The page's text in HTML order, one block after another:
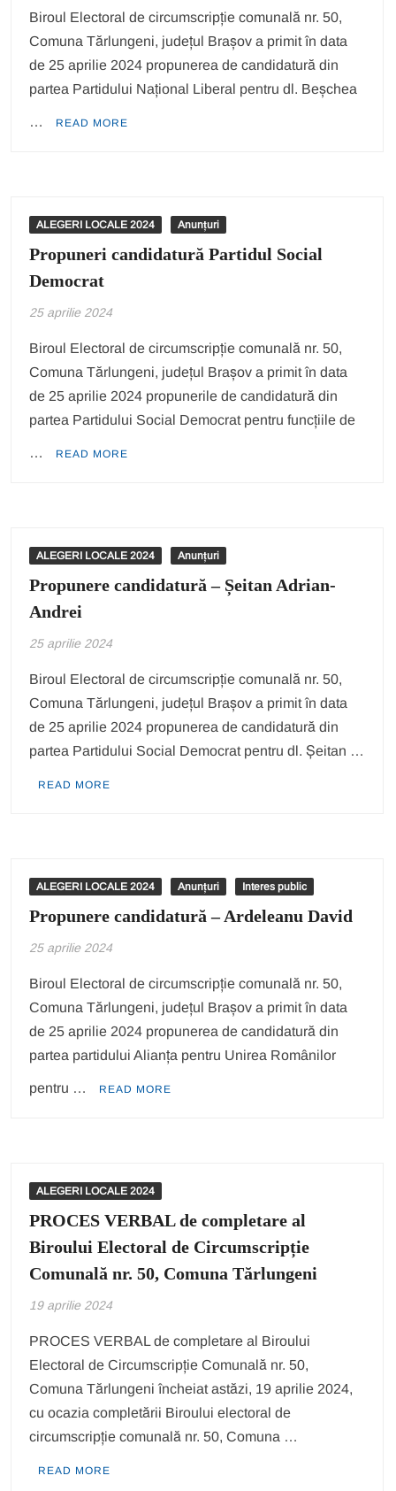
Biroul Electoral de circumscripție comunală nr. 50,
Comuna Tărlungeni, județul Brașov a primit în data
de 25 aprilie 2024 propunerea de candidatură din
partea Partidului Național Liberal pentru dl. Beșchea
… READ MORE
ALEGERI LOCALE 2024 Anunțuri
Propuneri candidatură Partidul Social
Democrat
25 aprilie 2024
Biroul Electoral de circumscripție comunală nr. 50,
Comuna Tărlungeni, județul Brașov a primit în data
de 25 aprilie 2024 propunerile de candidatură din
partea Partidului Social Democrat pentru funcțiile de
… READ MORE
ALEGERI LOCALE 2024 Anunțuri
Propunere candidatură – Șeitan Adrian-
Andrei
25 aprilie 2024
Biroul Electoral de circumscripție comunală nr. 50,
Comuna Tărlungeni, județul Brașov a primit în data
de 25 aprilie 2024 propunerea de candidatură din
partea Partidului Social Democrat pentru dl. Șeitan …
READ MORE
ALEGERI LOCALE 2024 Anunțuri Interes public
Propunere candidatură – Ardeleanu David
25 aprilie 2024
Biroul Electoral de circumscripție comunală nr. 50,
Comuna Tărlungeni, județul Brașov a primit în data
de 25 aprilie 2024 propunerea de candidatură din
partea partidului Alianța pentru Unirea Românilor
pentru … READ MORE
ALEGERI LOCALE 2024
PROCES VERBAL de completare al
Biroului Electoral de Circumscripție
Comunală nr. 50, Comuna Tărlungeni
19 aprilie 2024
PROCES VERBAL de completare al Biroului
Electoral de Circumscripție Comunală nr. 50,
Comuna Tărlungeni încheiat astăzi, 19 aprilie 2024,
cu ocazia completării Biroului electoral de
circumscripție comunală nr. 50, Comuna …
READ MORE